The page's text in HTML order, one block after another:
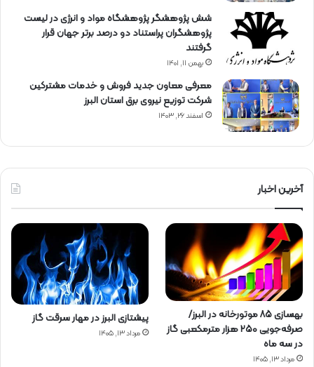
شش پژوهشگر پژوهشگاه مواد و انرژی در لیست
پژوهشگران پراستناد دو درصد برتر جهان قرار
گرفتند
بهمن ۱۱, ۱۴۰۱
معرفی معاون جدید فروش و خدمات مشتركین
شركت توزیع نیروی برق استان البرز
اسفند ۲۶, ۱۴۰۳
آخرین اخبار
بهسازی ۸۵ موتورخانه در البرز/
صرفه‌جویی ۲۵۰ هزار مترمکعبی گاز
در سه ماه
مرداد ۱۳, ۱۴۰۵
پیشتازی البرز در مهار سرقت گاز
مرداد ۱۳, ۱۴۰۵